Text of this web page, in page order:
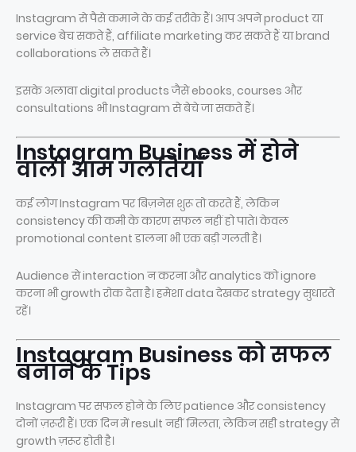
Instagram से पैसे कमाने के कई तरीके हैं। आप अपने product या
service बेच सकते हैं, affiliate marketing कर सकते हैं या brand
collaborations ले सकते हैं।
इसके अलावा digital products जैसे ebooks, courses और
consultations भी Instagram से बेचे जा सकते हैं।
Instagram Business में होने
वाली आम गलतियाँ
कई लोग Instagram पर बिज़नेस शुरू तो करते हैं, लेकिन
consistency की कमी के कारण सफल नहीं हो पाते। केवल
promotional content डालना भी एक बड़ी गलती है।
Audience से interaction न करना और analytics को ignore
करना भी growth रोक देता है। हमेशा data देखकर strategy सुधारते
रहें।
Instagram Business को सफल
बनाने के Tips
Instagram पर सफल होने के लिए patience और consistency
दोनों ज़रूरी हैं। एक दिन में result नहीं मिलता, लेकिन सही strategy से
growth ज़रूर होती है।